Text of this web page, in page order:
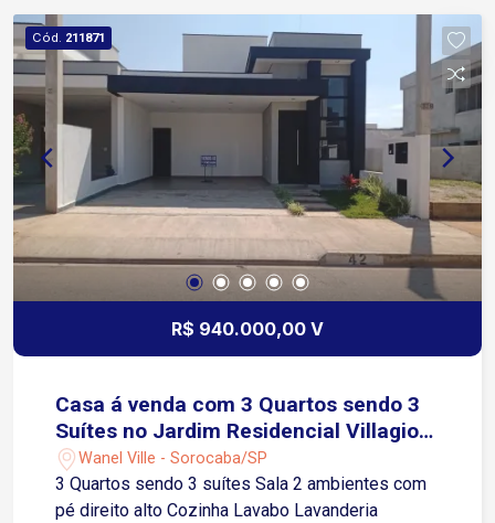
restaurantes e serviços em geral.
Cód. 211871
R$ 940.000,00 V
Casa á venda com 3 Quartos sendo 3
Suítes no Jardim Residencial Villagio
Wanel em Sorocaba-SP
Wanel Ville - Sorocaba/SP
3 Quartos sendo 3 suítes Sala 2 ambientes com
pé direito alto Cozinha Lavabo Lavanderia